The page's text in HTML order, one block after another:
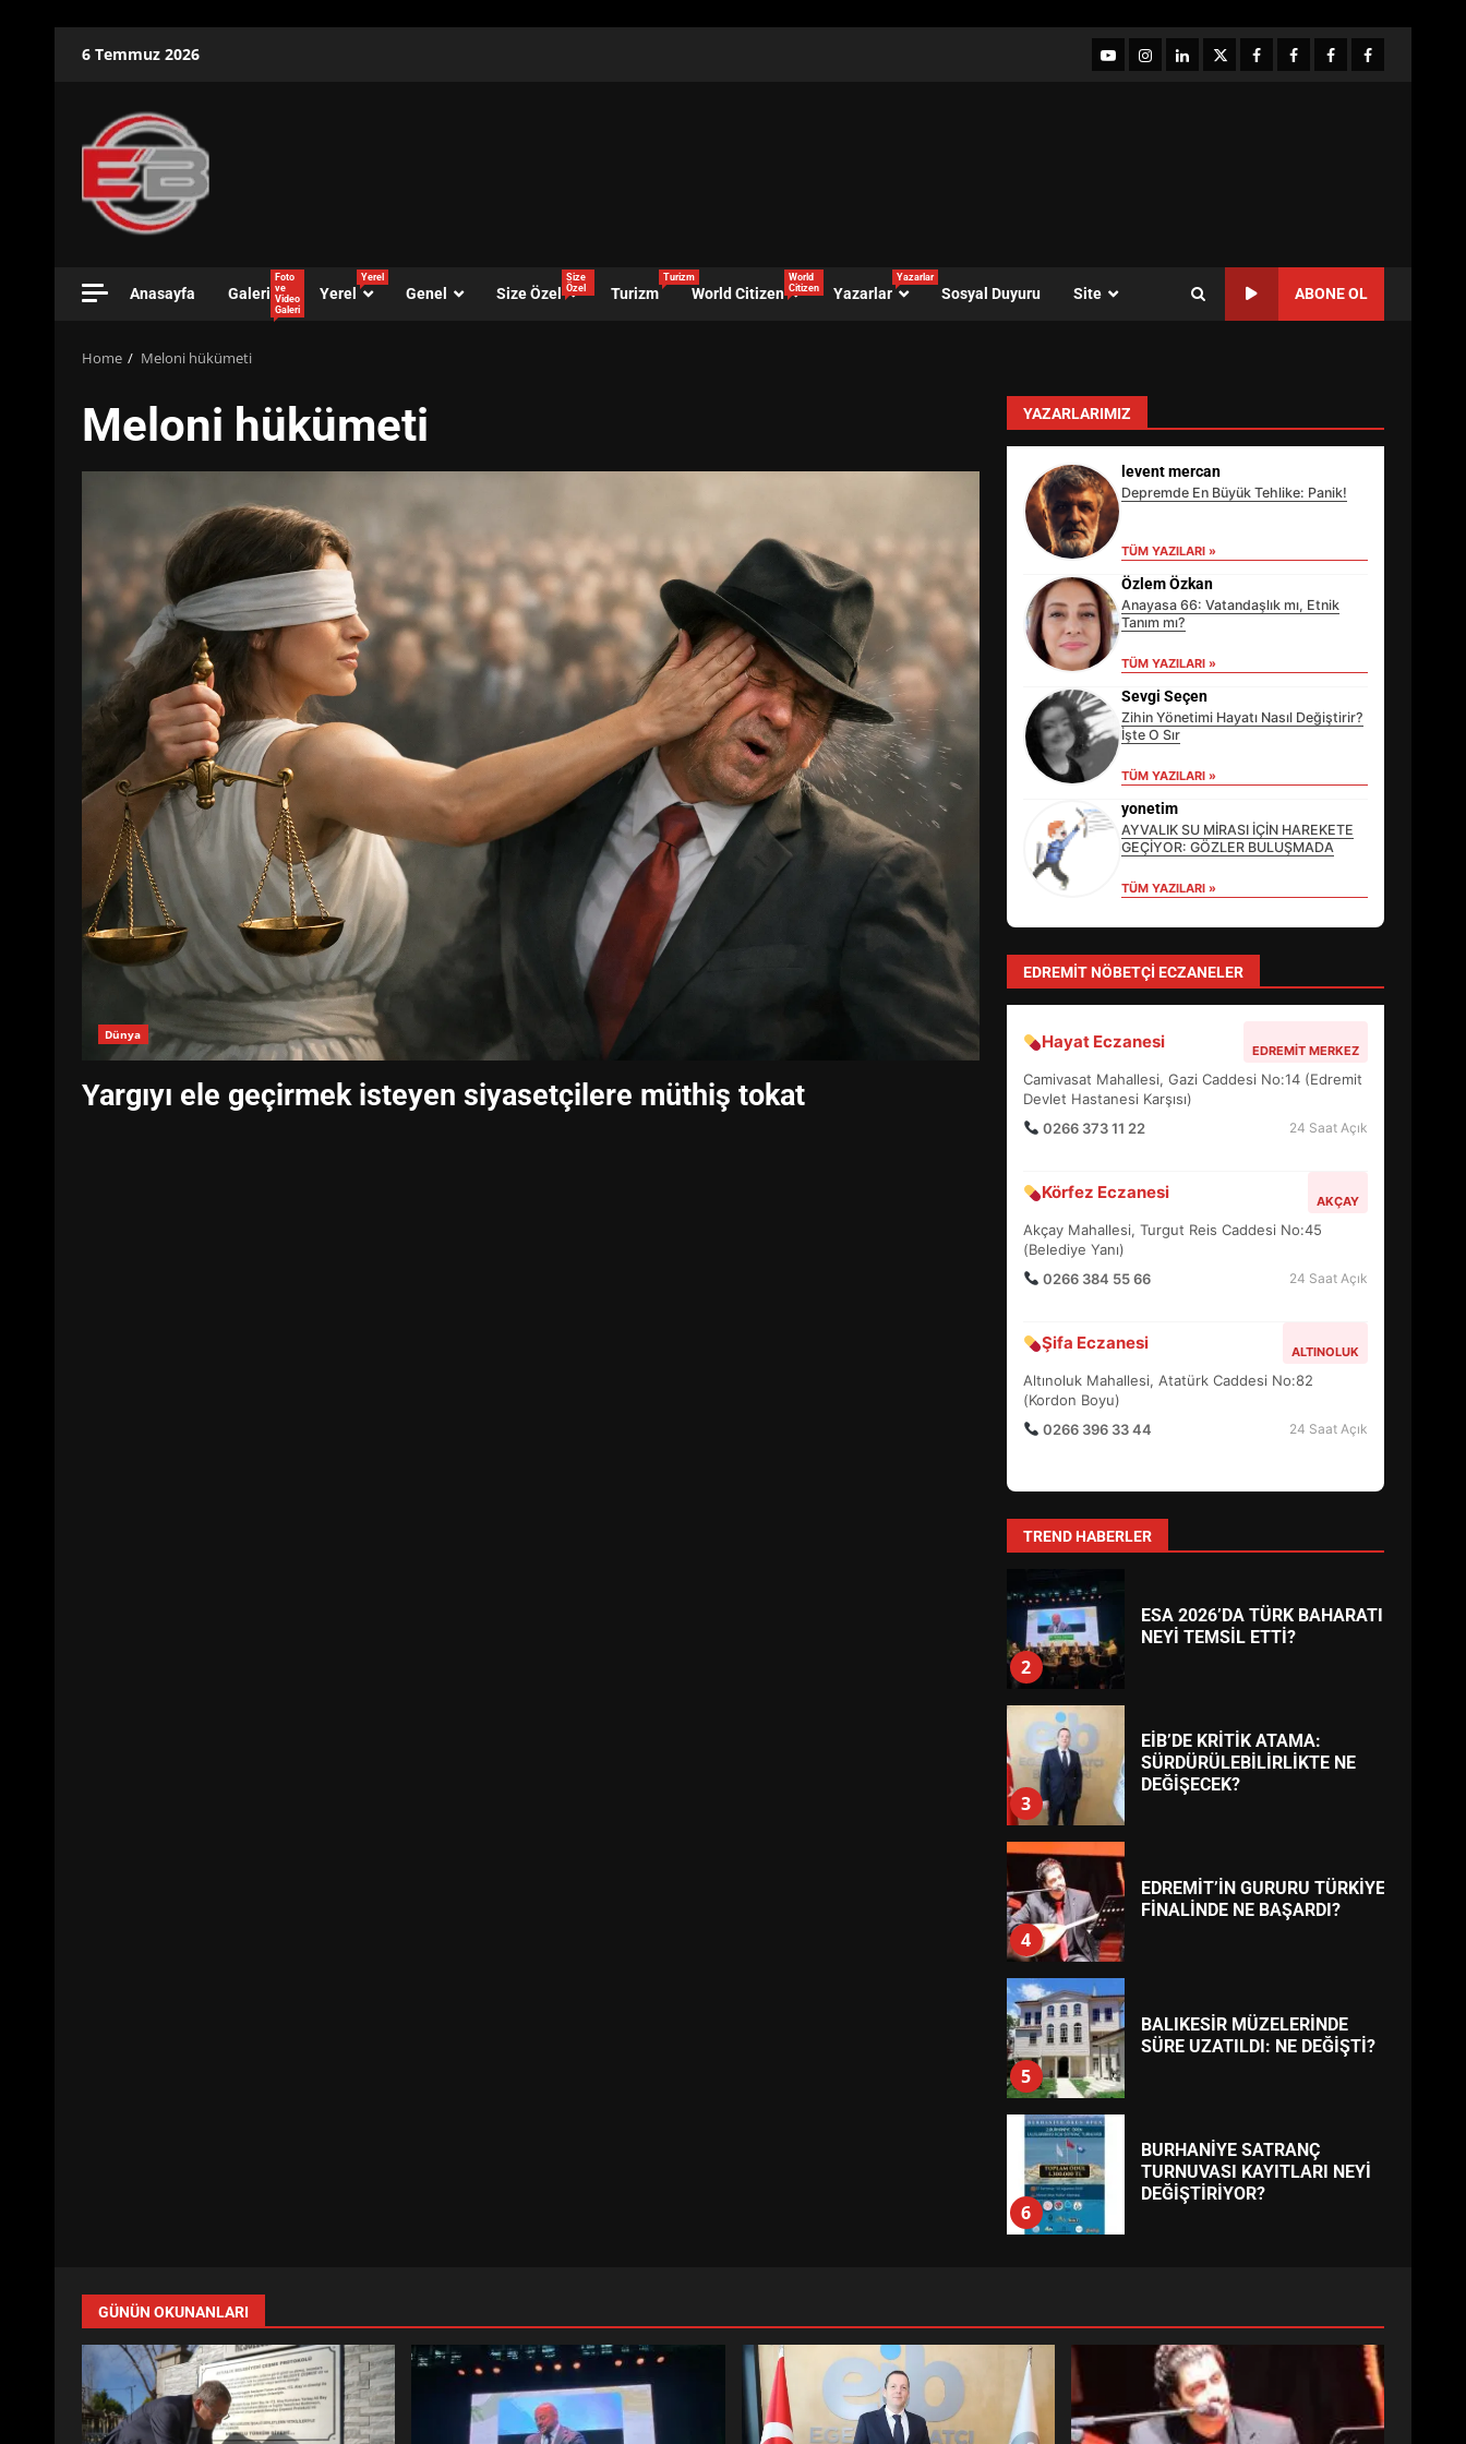
6 Temmuz 2026 YouTubeInstagram
LinkedIntwitterfacebook-Facebook-
Facebook-Facebook-
Anasayfa Galeri
Foto
ve
Video
Galeri
Yerel
Yerel
Genel Size Özel
Size
Özel
Turizm
Turizm
World Citizen
World
Citizen
Yazarlar
Yazarlar
Sosyal Duyuru Site ABONE OL
Home Meloni hükümeti
Meloni hükümeti
Dünya
Yargıyı ele geçirmek isteyen siyasetçilere müthiş tokat
YAZARLARIMIZ
levent mercan
Depremde En Büyük Tehlike: Panik!
TÜM YAZILARI »
Özlem Özkan
Anayasa 66: Vatandaşlık mı, Etnik
Tanım mı?
TÜM YAZILARI »
Sevgi Seçen
Zihin Yönetimi Hayatı Nasıl Değiştirir?
İşte O Sır
TÜM YAZILARI »
yonetim
AYVALIK SU MİRASI İÇİN HAREKETE
GEÇİYOR: GÖZLER BULUŞMADA
TÜM YAZILARI »
EDREMIT NÖBETÇI ECZANELER
Hayat Eczanesi EDREMIT MERKEZ
Camivasat Mahallesi, Gazi Caddesi No:14 (Edremit
Devlet Hastanesi Karşısı)
0266 373 11 22
24 Saat Açık
Körfez Eczanesi AKÇAY
Akçay Mahallesi, Turgut Reis Caddesi No:45
(Belediye Yanı)
0266 384 55 66
24 Saat Açık
Şifa Eczanesi ALTINOLUK
Altınoluk Mahallesi, Atatürk Caddesi No:82
(Kordon Boyu)
0266 396 33 44
24 Saat Açık
TREND HABERLER
3
EİB’DE KRİTİK ATAMA:
SÜRDÜRÜLEBİLİRLİKTE NE
DEĞİŞECEK?
4
EDREMİT’İN GURURU TÜRKİYE
FİNALİNDE NE BAŞARDI?
5
SÜRE UZATILDI: NE DEĞİŞTİ?
6
BURHANİYE SATRANÇ
TURNUVASI KAYITLARI NEYİ
DEĞİŞTİRİYOR?
7
BELEDİYESPOR’DA YENİ
1
AYVALIK SU MİRASI İÇİN
BULUŞMADA
2
ESA 2026’DA TÜRK BAHARATI
NEYİ TEMSİL ETTİ?
3
EİB’DE KRİTİK ATAMA:
SÜRDÜRÜLEBİLİRLİKTE NE
4
EDREMİT’İN GURURU TÜRKİYE
FİNALİNDE NE BAŞARDI?
5
BALIKESİR MÜZELERİNDE
SÜRE UZATILDI: NE DEĞİŞTİ?
6
BURHANİYE SATRANÇ
TURNUVASI KAYITLARI NEYİ
7
BURHANİYE
BELEDİYESPOR’DA YENİ
YÖNETİM NASIL ŞEKİLLENDİ?
1
HAREKETE GEÇİYOR: GÖZLER
BULUŞMADA
GÜNÜN OKUNANLARI